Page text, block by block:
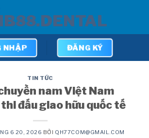
NHẬP ĐĂNG KÝ
TIN TỨC
nam Việt Nam
đấu giao hữu quốc tế
6 20, 2026 BỞI QH77COM@GMAIL.COM